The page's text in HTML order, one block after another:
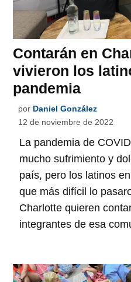
Contarán en
vivieron los
pandemia
por Daniel González
12 de noviembre de 2022
La pandemia de
mucho sufrimiento y
país, pero los latinos
que más difícil lo
Charlotte quieren
integrantes de esa